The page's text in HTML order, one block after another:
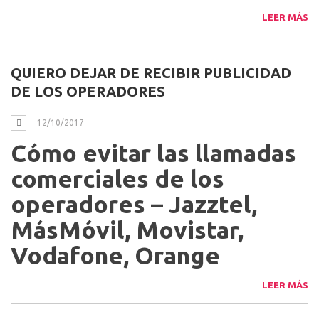
LEER MÁS
QUIERO DEJAR DE RECIBIR PUBLICIDAD
DE LOS OPERADORES
12/10/2017
Cómo evitar las llamadas
comerciales de los
operadores – Jazztel,
MásMóvil, Movistar,
Vodafone, Orange
LEER MÁS